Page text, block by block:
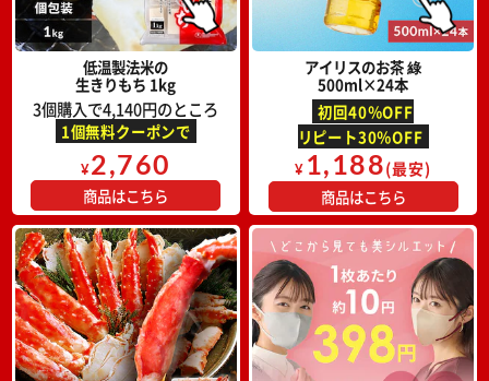
低温製法米の
生きりもち 1kg
3個購入で4,140円のところ
1個無料クーポンで
¥2,760
商品はこちら
アイリスのお茶 綠
500ml×24本
初回40％OFF
リピート30％OFF
¥ 1,188(最安)
商品はこちら